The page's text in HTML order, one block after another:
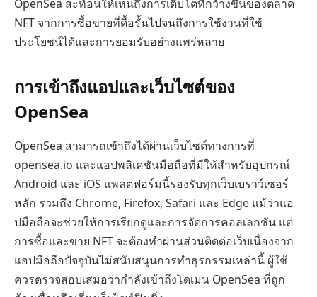
OpenSea สะท้อนให้เห็นถึงการเติบโตที่กว้างขึ้นของตลาด
NFT จากการซื้อขายที่ดื้อรั้นไปจนถึงการใช้งานที่ใช้
ประโยชน์ได้และการยอมรับอย่างแพร่หลาย
การเข้าถึงแอปและเว็บไซต์ของ
OpenSea
OpenSea สามารถเข้าถึงได้ผ่านเว็บไซต์ทางการที่
opensea.io และแอปพลิเคชันมือถือที่มีให้สำหรับอุปกรณ์
Android และ iOS แพลตฟอร์มนี้รองรับทุกเว็บเบราว์เซอร์
หลัก รวมถึง Chrome, Firefox, Safari และ Edge แม้ว่าแอ
ปมือถือจะช่วยให้การเรียกดูและการจัดการคอลเลกชัน แต่
การซื้อและขาย NFT จะต้องทำผ่านส่วนติดต่อเว็บเนื่องจาก
แอปมือถือปัจจุบันไม่สนับสนุนการทำธุรกรรมเหล่านี้ ผู้ใช้
ควรตรวจสอบเสมอว่ากำลังเข้าถึงโดเมน OpenSea ที่ถูก